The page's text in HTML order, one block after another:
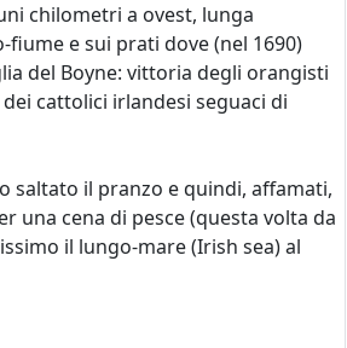
chilometri a ovest, lunga
e sui prati dove (nel 1690)
del Boyne: vittoria degli orangisti
cattolici irlandesi seguaci di
saltato il pranzo e quindi, affamati,
una cena di pesce (questa volta da
il lungo-mare (Irish sea) al